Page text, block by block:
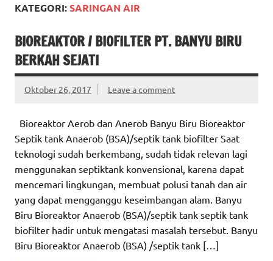
KATEGORI:SARINGAN AIR
BIOREAKTOR / BIOFILTER PT. BANYU BIRU
BERKAH SEJATI
Oktober 26, 2017 Leave a comment
Bioreaktor Aerob dan Anerob Banyu Biru Bioreaktor
Septik tank Anaerob (BSA)/septik tank biofilter Saat
teknologi sudah berkembang, sudah tidak relevan lagi
menggunakan septiktank konvensional, karena dapat
mencemari lingkungan, membuat polusi tanah dan air
yang dapat mengganggu keseimbangan alam. Banyu
Biru Bioreaktor Anaerob (BSA)/septik tank septik tank
biofilter hadir untuk mengatasi masalah tersebut. Banyu
Biru Bioreaktor Anaerob (BSA) /septik tank […]